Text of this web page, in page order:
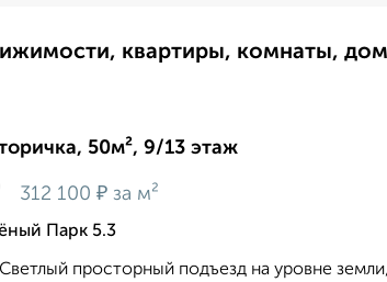
квартиры, комнаты,
50м², 9/13 этаж
312 100 ₽ за м²
Парк 5.3
просторный подъезд на уровне